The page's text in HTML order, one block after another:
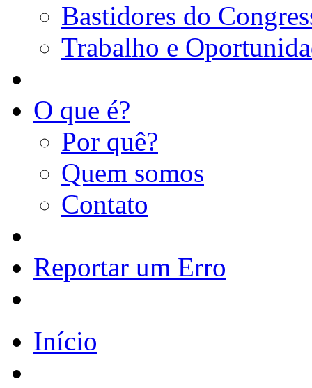
Bastidores do
Trabalho e
O que é?
Por quê?
Quem somos
Contato
Reportar um Erro
Início